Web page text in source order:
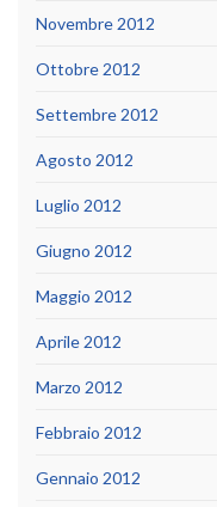
Novembre 2012
Ottobre 2012
Settembre 2012
Agosto 2012
Luglio 2012
Giugno 2012
Maggio 2012
Aprile 2012
Marzo 2012
Febbraio 2012
Gennaio 2012